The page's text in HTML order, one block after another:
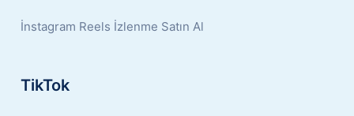
İnstagram Reels İzlenme Satın Al
TikTok